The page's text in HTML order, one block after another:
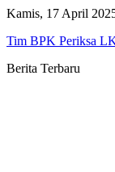
Kamis, 17 April
Tim BPK Periksa
Berita Terbaru